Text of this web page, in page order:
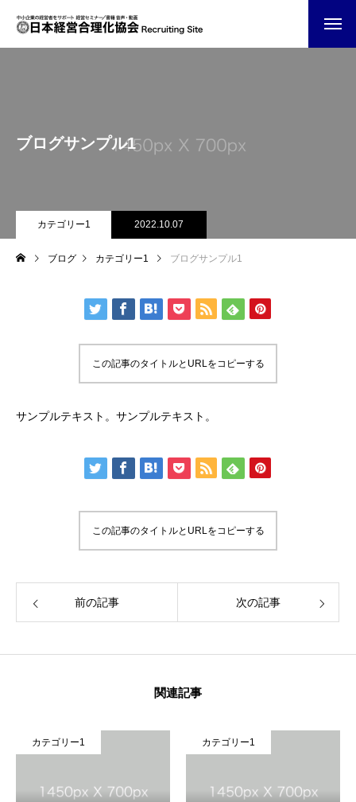
ブログサンプル1
カテゴリー1 2022.10.07
ブログ カテゴリー1 ブログサンプル1
この記事のタイトルとURLをコピーする
サンプルテキスト。サンプルテキスト。
この記事のタイトルとURLをコピーする
前の記事 次の記事
関連記事
カテゴリー1 カテゴリー1